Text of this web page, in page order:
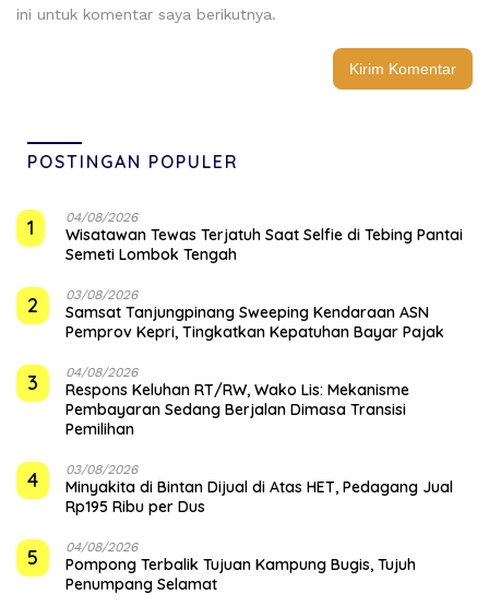
ini untuk komentar saya berikutnya.
POSTINGAN POPULER
1 04/08/2026
Wisatawan Tewas Terjatuh Saat Selfie di Tebing Pantai
Semeti Lombok Tengah
2 03/08/2026
Samsat Tanjungpinang Sweeping Kendaraan ASN
Pemprov Kepri, Tingkatkan Kepatuhan Bayar Pajak
3 04/08/2026
‎Respons Keluhan RT/RW, Wako Lis: Mekanisme
Pembayaran Sedang Berjalan Dimasa Transisi
Pemilihan
4 03/08/2026
Minyakita di Bintan Dijual di Atas HET, Pedagang Jual
Rp195 Ribu per Dus
5 04/08/2026
Pompong Terbalik Tujuan Kampung Bugis, Tujuh
Penumpang Selamat